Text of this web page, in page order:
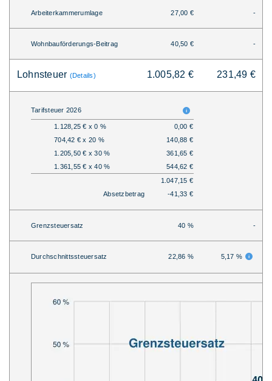
Arbeiterkammerumlage 27,00 € -
Wohnbauförderungs-Beitrag 40,50 € -
Lohnsteuer (Details) 1.005,82 € 231,49 €
Tarifsteuer 2026
1.128,25 € x 0 %
0,00 €
704,42 € x 20 %
140,88 €
1.205,50 € x 30 %
361,65 €
1.361,55 € x 40 %
544,62 €
1.047,15 €
Absetzbetrag
-41,33 €
Grenzsteuersatz 40 % -
Durchschnittssteuersatz 22,86 % 5,17 %